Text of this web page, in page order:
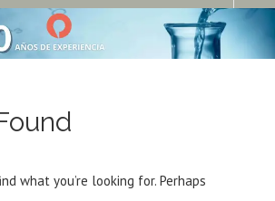
what you’re looking for. Perhaps